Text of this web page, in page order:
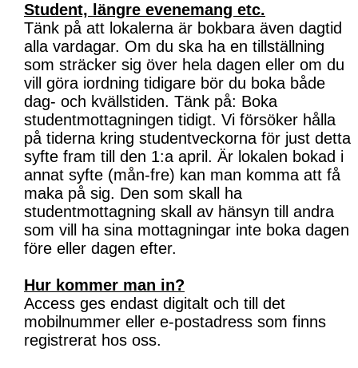
Student, längre evenemang etc.
Tänk på att lokalerna är bokbara även dagtid
alla vardagar. Om du ska ha en tillställning
som sträcker sig över hela dagen eller om du
vill göra iordning tidigare bör du boka både
dag- och kvällstiden. Tänk på: Boka
studentmottagningen tidigt. Vi försöker hålla
på tiderna kring studentveckorna för just detta
syfte fram till den 1:a april. Är lokalen bokad i
annat syfte (mån-fre) kan man komma att få
maka på sig. Den som skall ha
studentmottagning skall av hänsyn till andra
som vill ha sina mottagningar inte boka dagen
före eller dagen efter.
Hur kommer man in?
Access ges endast digitalt och till det
mobilnummer eller e-postadress som finns
registrerat hos oss.